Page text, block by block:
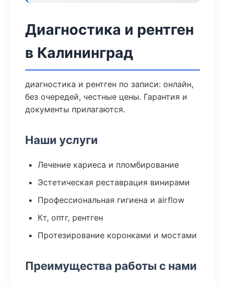
Диагностика и рентген
в Калининград
диагностика и рентген по записи: онлайн,
без очередей, честные цены. Гарантия и
документы прилагаются.
Наши услуги
Лечение кариеса и пломбирование
Эстетическая реставрация винирами
Профессиональная гигиена и airflow
Кт, оптг, рентген
Протезирование коронками и мостами
Преимущества работы с нами